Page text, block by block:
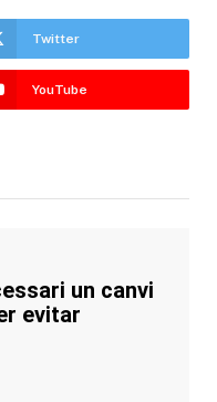
Twitter
YouTube
un canvi
evitar